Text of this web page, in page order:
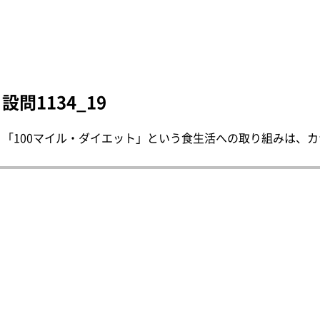
設問1134_19
「100マイル・ダイエット」という食生活への取り組みは、